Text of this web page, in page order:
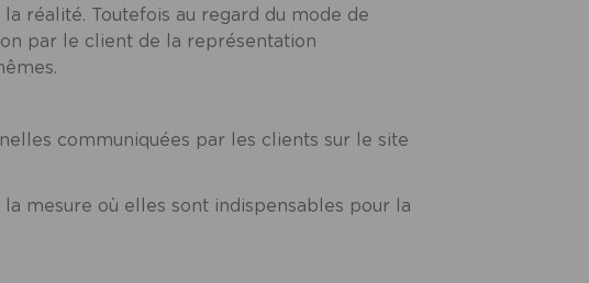
réalité. Toutefois au regard du mode de
par le client de la représentation
communiquées par les clients sur le site
mesure où elles sont indispensables pour la